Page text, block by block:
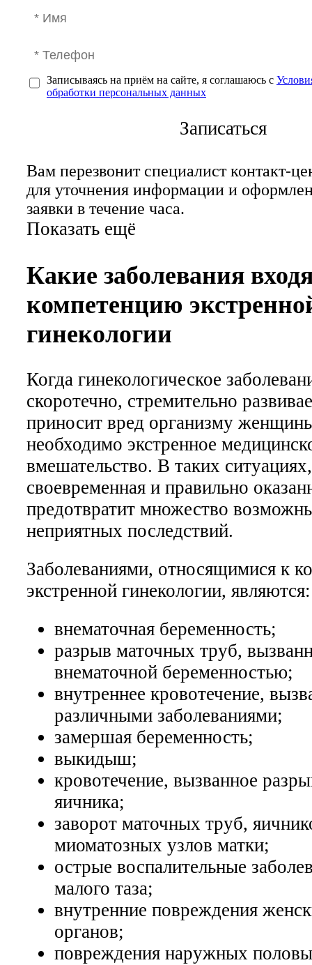
Записываясь на приём на сайте, я соглашаюсь с
обработки персональных данных
Записаться
Вам перезвонит специалист контакт-
для уточнения информации и
заявки в течение часа.
Показать ещё
Какие заболевания
компетенцию
гинекологии
Когда гинекологическое
скоротечно, стремительно
приносит вред организму
необходимо экстренное
вмешательство. В таких ситуациях,
своевременная и правильно
предотвратит множество
неприятных последствий.
Заболеваниями, относящимися к
экстренной гинекологии, являются:
внематочная беременность;
разрыв маточных труб,
внематочной беременностью;
внутреннее кровотечение,
различными заболеваниями;
замершая беременность;
выкидыш;
кровотечение, вызванное
яичника;
заворот маточных труб,
миоматозных узлов матки;
острые воспалительные
малого таза;
внутренние повреждения
органов;
повреждения наружных